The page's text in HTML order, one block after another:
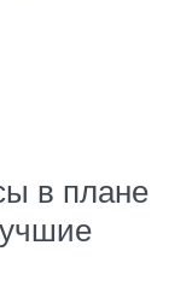
в плане